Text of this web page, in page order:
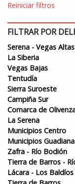
Reiniciar filtros
FILTRAR POR